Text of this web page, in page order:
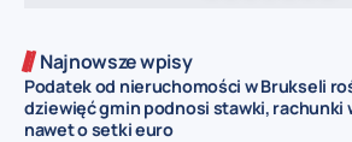
Najnowsze wpisy
Podatek od nieruchomości w Brukseli
dziewięć gmin podnosi stawki, rachunki
nawet o setki euro